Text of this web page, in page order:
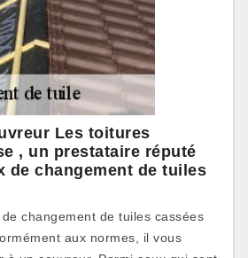
Les toitures
, un prestataire réputé
de changement de tuiles
changement de tuiles cassées
aux normes, il vous